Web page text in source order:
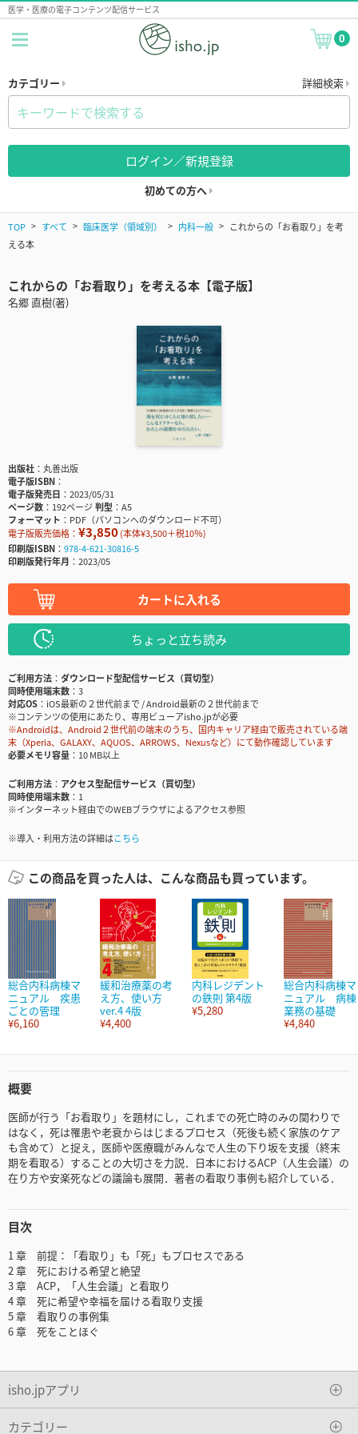
医学・医療の電子コンテンツ配信サービス
0
カテゴリー 詳細検索
ログイン／新規登録
初めての方へ
TOP すべて 臨床医学（領域別） 内科一般
これからの「お看取り」を考
える本
これからの「お看取り」を考える本【電子版】
名郷 直樹(著)
出版社
丸善出版
電子版ISBN
電子版発売日
2023/05/31
ページ数
192ページ判型
A5
フォーマット
PDF（パソコンへのダウンロード不可）
電子版販売価格： ¥3,850(本体¥3,500＋税10％)
印刷版ISBN
978-4-621-30816-5
印刷版発行年月
2023/05
カートに入れる
ちょっと立ち読み
ご利用方法
ダウンロード型配信サービス（買切型）
同時使用端末数
3
対応OS
iOS最新の２世代前まで / Android最新の２世代前まで
※コンテンツの使用にあたり、専用ビューアisho.jpが必要
※Androidは、Android２世代前の端末のうち、国内キャリア経由で販売されている端
末（Xperia、GALAXY、AQUOS、ARROWS、Nexusなど）にて動作確認しています
必要メモリ容量
10 MB以上
ご利用方法
アクセス型配信サービス（買切型）
同時使用端末数
1
※インターネット経由でのWEBブラウザによるアクセス参照
※導入・利用方法の詳細はこちら
この商品を買った人は、こんな商品も買っています。
総合内科病棟マ
ニュアル 疾患
ごとの管理
¥6,160
緩和治療薬の考
え方、使い方
ver.4 4版
¥4,400
内科レジデント
の鉄則 第4版
¥5,280
総合内科病棟マ
ニュアル 病棟
業務の基礎
¥4,840
概要
医師が行う「お看取り」を題材にし，これまでの死亡時のみの関わりで
はなく，死は罹患や老衰からはじまるプロセス（死後も続く家族のケア
も含めて）と捉え，医師や医療職がみんなで人生の下り坂を支援（終末
期を看取る）することの大切さを力説．日本におけるACP（人生会議）の
在り方や安楽死などの議論も展開．著者の看取り事例も紹介している．
目次
1 章 前提：「看取り」も「死」もプロセスである
2 章 死における希望と絶望
3 章 ACP，「人生会議」と看取り
4 章 死に希望や幸福を届ける看取り支援
5 章 看取りの事例集
6 章 死をことほぐ
isho.jpアプリ
カテゴリー